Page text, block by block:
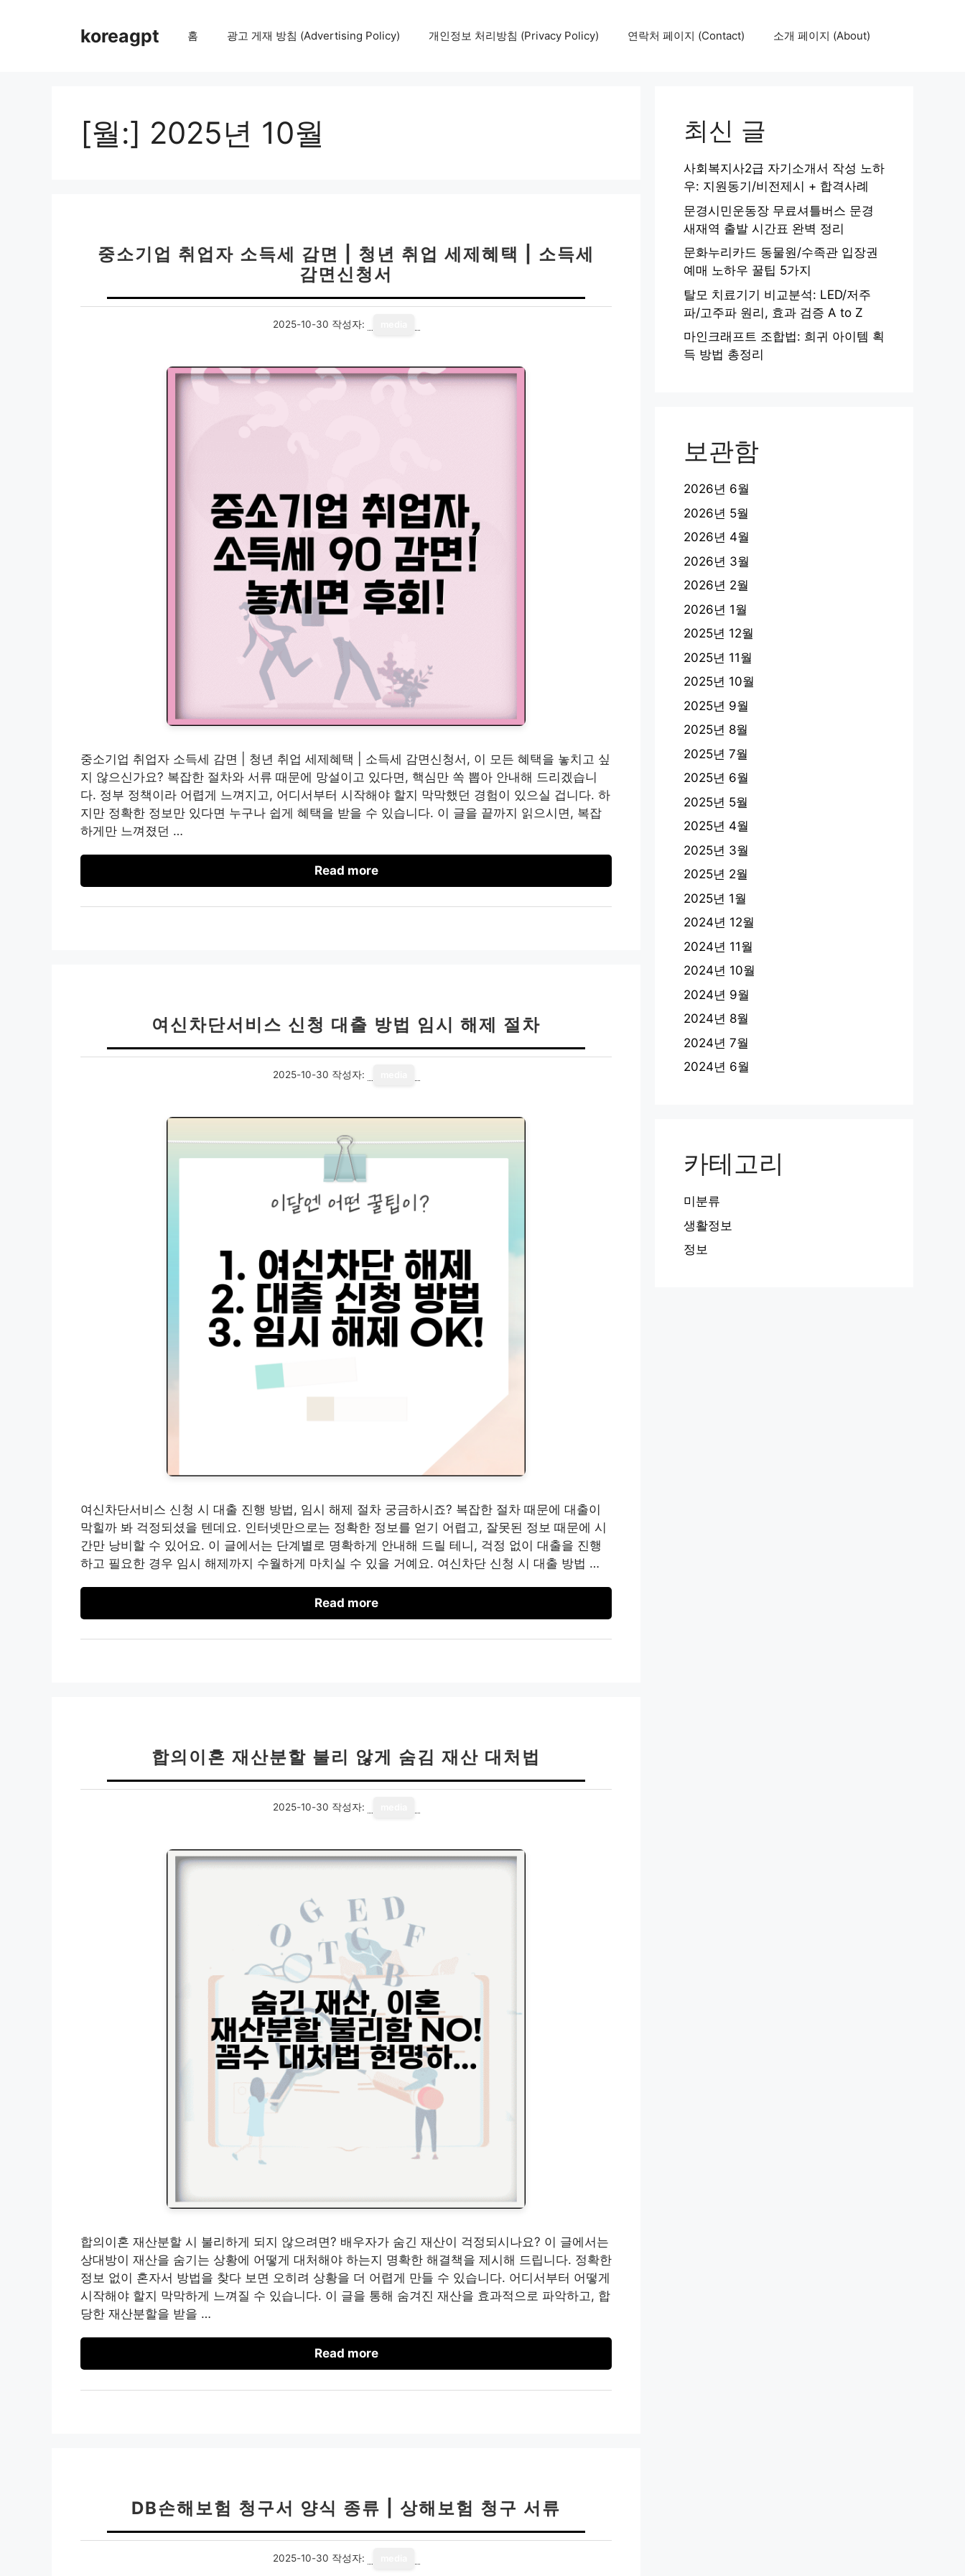
koreagpt 홈 광고 게재 방침 (Advertising Policy) 개인정보 처리방침 (Privacy Policy) 연락처 페이지 (Contact) 소개 페이지 (About)
[월:] 2025년 10월
중소기업 취업자 소득세 감면 | 청년 취업 세제혜택 | 소득세
감면신청서
2025-10-30 작성자:
중소기업 취업자 소득세 감면 | 청년 취업 세제혜택 | 소득세 감면신청서, 이 모든 혜택을 놓치고 싶
지 않으신가요? 복잡한 절차와 서류 때문에 망설이고 있다면, 핵심만 쏙 뽑아 안내해 드리겠습니
다. 정부 정책이라 어렵게 느껴지고, 어디서부터 시작해야 할지 막막했던 경험이 있으실 겁니다. 하
지만 정확한 정보만 있다면 누구나 쉽게 혜택을 받을 수 있습니다. 이 글을 끝까지 읽으시면, 복잡
하게만 느껴졌던 …
Read more
여신차단서비스 신청 대출 방법 임시 해제 절차
2025-10-30 작성자:
여신차단서비스 신청 시 대출 진행 방법, 임시 해제 절차 궁금하시죠? 복잡한 절차 때문에 대출이
막힐까 봐 걱정되셨을 텐데요. 인터넷만으로는 정확한 정보를 얻기 어렵고, 잘못된 정보 때문에 시
간만 낭비할 수 있어요. 이 글에서는 단계별로 명확하게 안내해 드릴 테니, 걱정 없이 대출을 진행
하고 필요한 경우 임시 해제까지 수월하게 마치실 수 있을 거예요. 여신차단 신청 시 대출 방법 …
Read more
합의이혼 재산분할 불리 않게 숨김 재산 대처법
2025-10-30 작성자:
합의이혼 재산분할 시 불리하게 되지 않으려면? 배우자가 숨긴 재산이 걱정되시나요? 이 글에서는
상대방이 재산을 숨기는 상황에 어떻게 대처해야 하는지 명확한 해결책을 제시해 드립니다. 정확한
정보 없이 혼자서 방법을 찾다 보면 오히려 상황을 더 어렵게 만들 수 있습니다. 어디서부터 어떻게
시작해야 할지 막막하게 느껴질 수 있습니다. 이 글을 통해 숨겨진 재산을 효과적으로 파악하고, 합
당한 재산분할을 받을 …
Read more
DB손해보험 청구서 양식 종류 | 상해보험 청구 서류
2025-10-30 작성자:
최신 글
사회복지사2급 자기소개서 작성 노하
우: 지원동기/비전제시 + 합격사례
문경시민운동장 무료셔틀버스 문경
새재역 출발 시간표 완벽 정리
문화누리카드 동물원/수족관 입장권
예매 노하우 꿀팁 5가지
탈모 치료기기 비교분석: LED/저주
파/고주파 원리, 효과 검증 A to Z
마인크래프트 조합법: 희귀 아이템 획
득 방법 총정리
보관함
2026년 6월
2026년 5월
2026년 4월
2026년 3월
2026년 2월
2026년 1월
2025년 12월
2025년 11월
2025년 10월
2025년 9월
2025년 8월
2025년 7월
2025년 6월
2025년 5월
2025년 4월
2025년 3월
2025년 2월
2025년 1월
2024년 12월
2024년 11월
2024년 10월
2024년 9월
2024년 8월
2024년 7월
2024년 6월
카테고리
미분류
생활정보
정보